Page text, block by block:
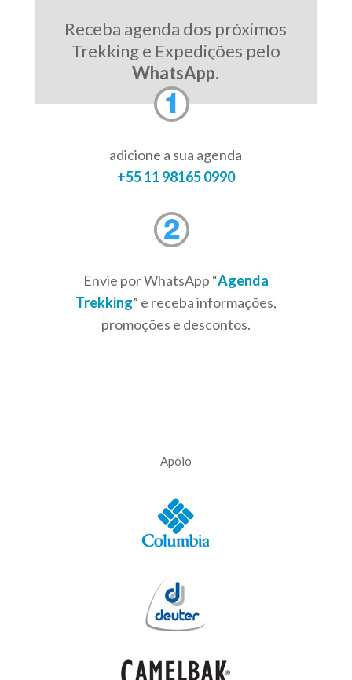
Receba agenda dos próximos
Trekking e Expedições pelo
WhatsApp.
adicione a sua agenda
+55 11 98165 0990
Envie por WhatsApp “Agenda
Trekking” e receba informações,
promoções e descontos.
Apoio